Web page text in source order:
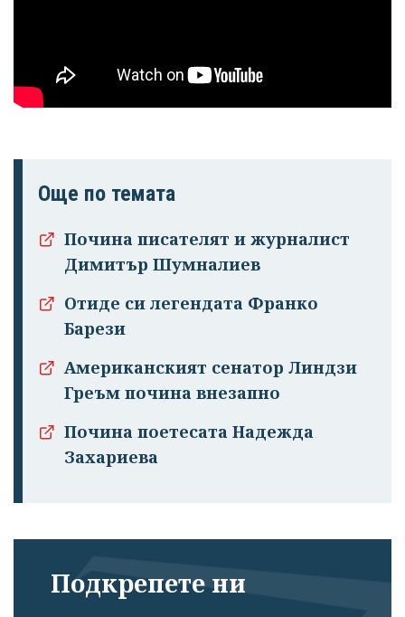
Още по темата
Почина писателят и журналист
Димитър Шумналиев
Отиде си легендата Франко
Барези
Американският сенатор Линдзи
Греъм почина внезапно
Почина поетесата Надежда
Захариева
Подкрепете ни